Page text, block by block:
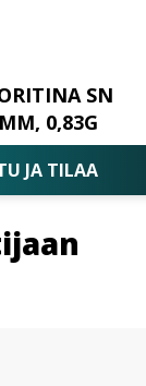
SN
0,83G
JA TILAA